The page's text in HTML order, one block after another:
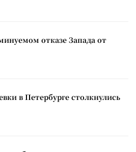
отказе Запада от
в Петербурге столкнулись